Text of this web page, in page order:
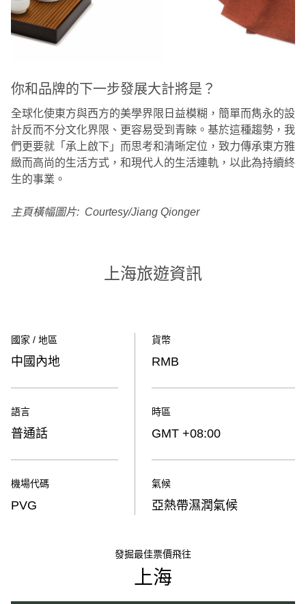
你和品牌的下一步發展大計將是？
全球化使東方與西方的美學界限日益模糊，簡單而雋永的設
計反而不分文化界限、更容易受到青睞。基於這種趨勢，我
們更要就「承上啟下」而思考和清晰定位，致力傳承東方雅
緻而高尚的生活方式，和現代人的生活連軌，以此為持續終
生的事業。
主頁橫幅圖片: Courtesy/Jiang Qionger
上海旅遊資訊
國家 / 地區
中國內地
語言
普通話
機場代碼
PVG
貨幣
RMB
時區
GMT +08:00
氣候
亞熱帶濕潤氣候
發掘最佳票價飛往
上海